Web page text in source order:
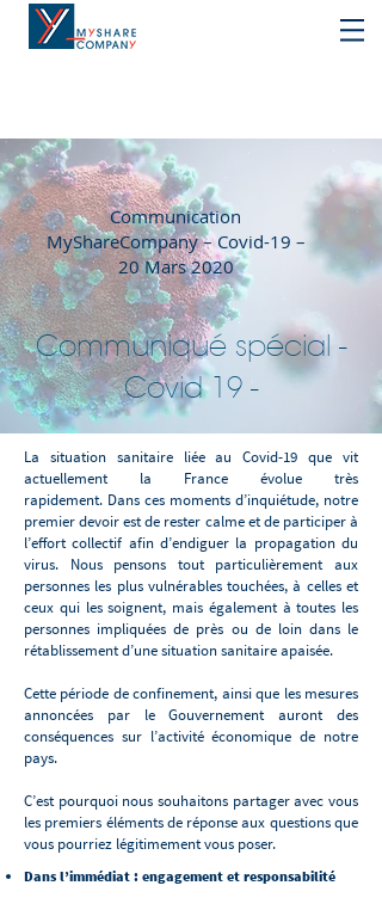
Communication
MyShareCompany – Covid-19 –
20 Mars 2020
Communiqué spécial -
Covid 19 -
La situation sanitaire liée au Covid-19 que vit
actuellement la France évolue très
rapidement. Dans ces moments d’inquiétude, notre
premier devoir est de rester calme et de participer à
l’effort collectif afin d’endiguer la propagation du
virus. Nous pensons tout particulièrement aux
personnes les plus vulnérables touchées, à celles et
ceux qui les soignent, mais également à toutes les
personnes impliquées de près ou de loin dans le
rétablissement d’une situation sanitaire apaisée.
Cette période de confinement, ainsi que les mesures
annoncées par le Gouvernement auront des
conséquences sur l’activité économique de notre
pays.
C’est pourquoi nous souhaitons partager avec vous
les premiers éléments de réponse aux questions que
vous pourriez légitimement vous poser.
Dans l’immédiat : engagement et responsabilité